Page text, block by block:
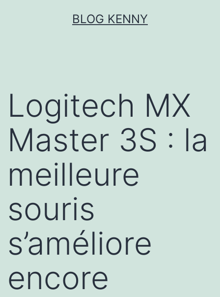
BLOG KENNY
Logitech MX
Master 3S : la
meilleure
souris
s’améliore
encore